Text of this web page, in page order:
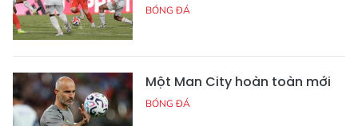
BÓNG ĐÁ
Một Man City hoàn toàn mới
BÓNG ĐÁ